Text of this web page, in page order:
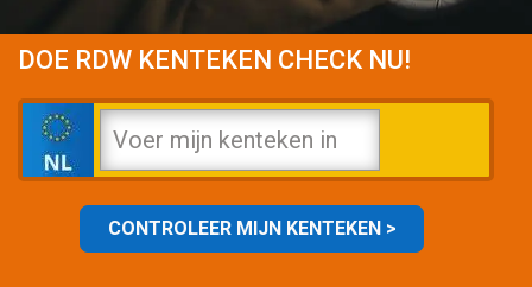
DOE RDW KENTEKEN CHECK NU!